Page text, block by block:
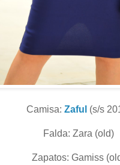
Camisa: Zaful (s/s
Falda: Zara (old)
Zapatos: Gamiss